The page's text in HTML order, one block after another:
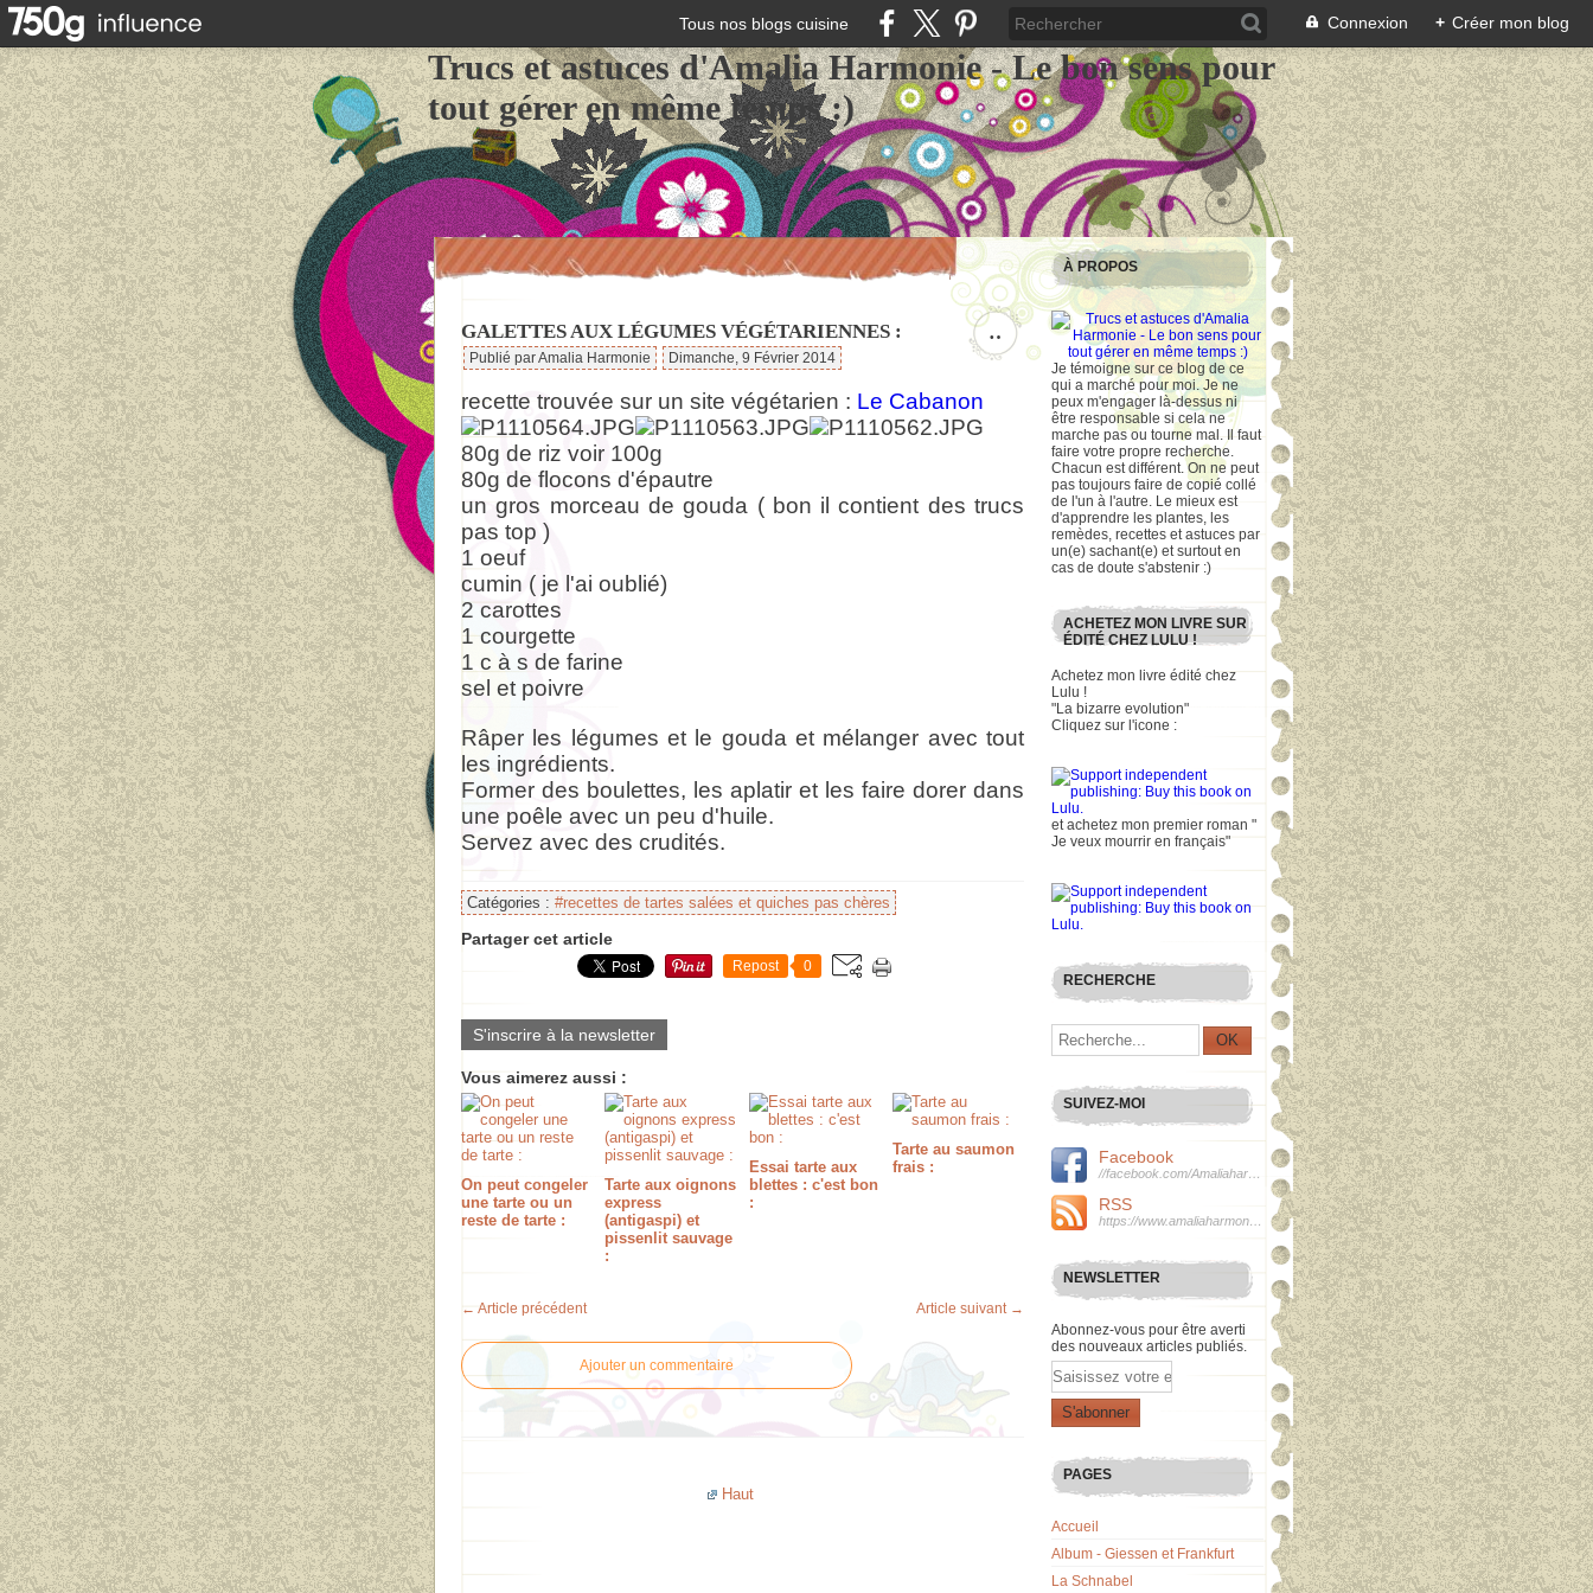
Tous nos blogs cuisine Connexion + Créer mon blog
Trucs et astuces d'Amalia Harmonie - Le bon sens pour
tout gérer en même temps :)
…
GALETTES AUX LÉGUMES VÉGÉTARIENNES :
Publié par Amalia Harmonie Dimanche, 9 Février 2014
recette trouvée sur un site végétarien : Le Cabanon
80g de riz voir 100g
80g de flocons d'épautre
un gros morceau de gouda ( bon il contient des trucs
pas top )
1 oeuf
cumin ( je l'ai oublié)
2 carottes
1 courgette
1 c à s de farine
sel et poivre
Râper les légumes et le gouda et mélanger avec tout
les ingrédients.
Former des boulettes, les aplatir et les faire dorer dans
une poêle avec un peu d'huile.
Servez avec des crudités.
Catégories : #recettes de tartes salées et quiches pas chères
Partager cet article
Repost 0
S'inscrire à la newsletter
Vous aimerez aussi :
On peut congeler
une tarte ou un
reste de tarte :
Tarte aux oignons
express
(antigaspi) et
pissenlit sauvage
:
Essai tarte aux
blettes : c'est bon
:
Tarte au saumon
frais :
← Article précédent Article suivant →
Ajouter un commentaire
Haut
À PROPOS
Je témoigne sur ce blog de ce
qui a marché pour moi. Je ne
peux m'engager là-dessus ni
être responsable si cela ne
marche pas ou tourne mal. Il faut
faire votre propre recherche.
Chacun est différent. On ne peut
pas toujours faire de copié collé
de l'un à l'autre. Le mieux est
d'apprendre les plantes, les
remèdes, recettes et astuces par
un(e) sachant(e) et surtout en
cas de doute s'abstenir :)
ACHETEZ MON LIVRE SUR
ÉDITÉ CHEZ LULU !
Achetez mon livre édité chez
Lulu !
"La bizarre evolution"
Cliquez sur l'icone :
et achetez mon premier roman "
Je veux mourrir en français"
RECHERCHE
SUIVEZ-MOI
Facebook
RSS
NEWSLETTER
Abonnez-vous pour être averti
des nouveaux articles publiés.
Email
PAGES
Accueil
Album - Giessen et Frankfurt
La Schnabel